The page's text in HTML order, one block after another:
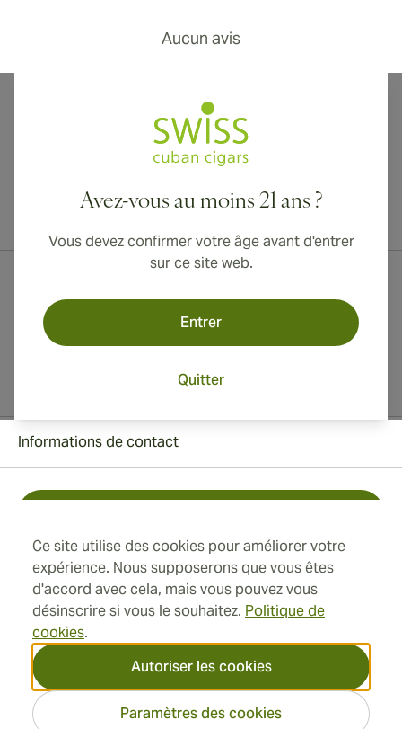
Ce site utilise des cookies pour améliorer votre
expérience. Nous supposerons que vous êtes
d'accord avec cela, mais vous pouvez vous
désinscrire si vous le souhaitez. Politique de
cookies.
Autoriser les cookies
Paramètres des cookies
Aucun avis
Avez-vous au moins 21 ans ?
Vous devez confirmer votre âge avant d'entrer
sur ce site web.
Entrer
Quitter
Livraison internationale disponible vers le Canada, le Royaume-Uni
Informations
Informations de contact
+41 22 518 44 43
info@swisscubancigars.com